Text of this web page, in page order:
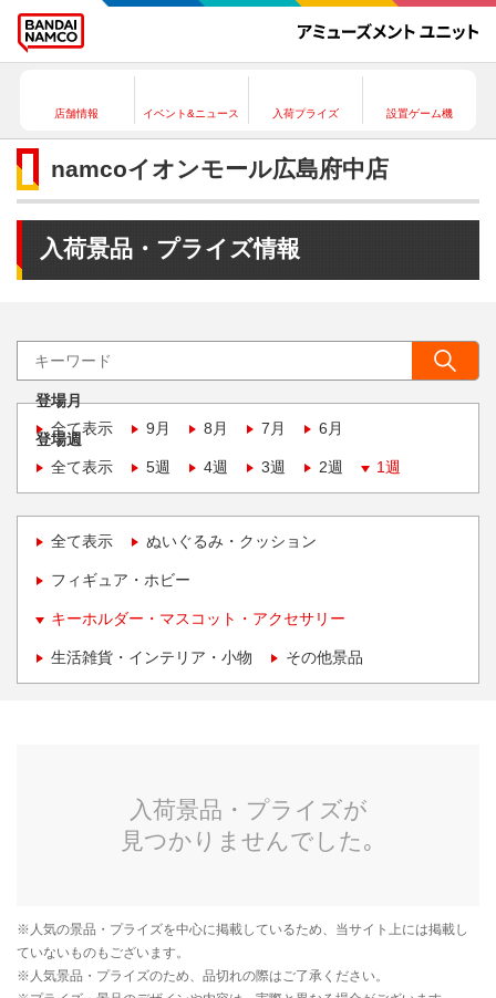
店舗情報 イベント&ニュース 入荷プライズ 設置ゲーム機
namcoイオンモール広島府中店
入荷景品・プライズ情報
登場月
全て表示
9月 8月 7月 6月
登場週
全て表示
5週 4週 3週 2週 1週
全て表示 ぬいぐるみ・クッション
フィギュア・ホビー
キーホルダー・マスコット・アクセサリー
生活雑貨・インテリア・小物 その他景品